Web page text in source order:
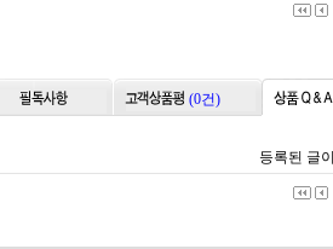
(0건)
등록된 글